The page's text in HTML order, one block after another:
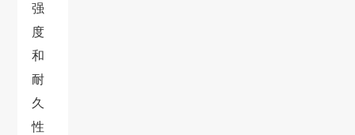
强
度
和
耐
久
性